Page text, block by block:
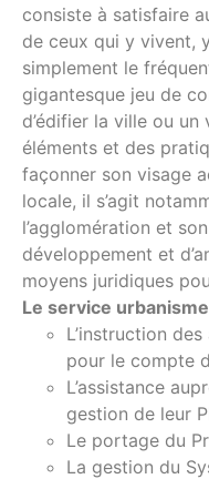
consiste à satisfaire
de ceux qui y vivent,
simplement le
gigantesque jeu de
d’édifier la ville ou
éléments et des
façonner son visage
locale, il s’agit
l’agglomération et
développement et
moyens juridiques
Le service
L’instruction
pour le compte
L’assistance
gestion de leur
Le portage du
La gestion du